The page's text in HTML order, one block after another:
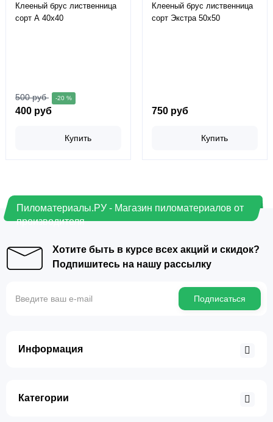
Клееный брус лиственница
сорт А 40х40
500 руб -20 %
400 руб
Купить
Клееный брус лиственница
сорт Экстра 50х50
750 руб
Купить
Пиломатериалы.РУ - Магазин пиломатериалов от
производителя
Хотите быть в курсе всех акций и скидок?
Подпишитесь на нашу рассылку
Подписаться
Информация
Категории